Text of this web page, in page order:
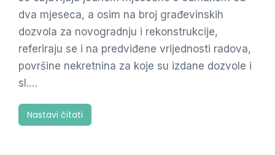
dva mjeseca, a osim na broj građevinskih
dozvola za novogradnju i rekonstrukcije,
referiraju se i na predviđene vrijednosti radova,
površine nekretnina za koje su izdane dozvole i
sl.…
Nastavi čitati